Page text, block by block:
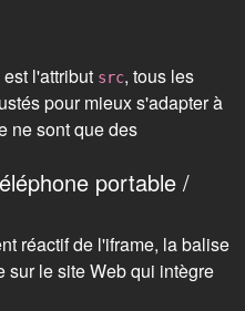
l'attribut src, tous les
pour mieux s'adapter à
ne sont que des
portable /
réactif de l'iframe, la balise
sur le site Web qui intègre